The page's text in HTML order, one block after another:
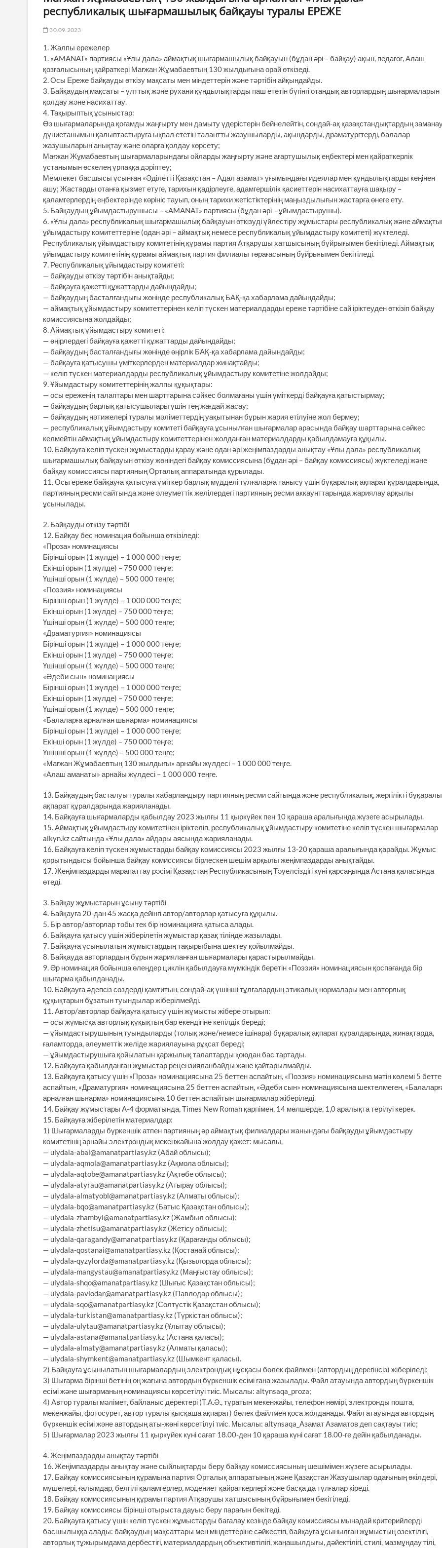
республикалық шығармашылық байқауы туралы ЕРЕЖЕ
30.09.2023
1. Жалпы ережелер
1. «AMANAT» партиясы «Ұлы дала» аймақтық шығармашылық байқауын (бұдан әрі – байқау) ақын, педагог, Алаш
қозғалысының қайраткері Мағжан Жұмабаевтың 130 жылдығына орай өткізеді.
2. Осы Ереже байқауды өткізу мақсаты мен міндеттерін және тәртібін айқындайды.
3. Байқаудың мақсаты – ұлттық және рухани құндылықтарды паш ететін бүгінгі отандық авторлардың шығармаларын
қолдау және насихаттау.
4. Тақырыптық ұсыныстар:
Өз шығармаларында қоғамды жаңғырту мен дамыту үдерістерін бейнелейтін, сондай-ақ қазақстандықтардың
дүниетанымын қалыптастыруға ықпал ететін талантты жазушыларды, ақындарды, драматургтерді, балалар
жазушыларын анықтау және оларға қолдау көрсету;
Мағжан Жұмабаевтың шығармаларындағы ойларды жаңғырту және ағартушылық еңбектері мен қайраткерлік
ұстанымын өскелең ұрпаққа дәріптеу;
Мемлекет басшысы ұсынған «Әділетті Қазақстан – Адал азамат» ұғымындағы идеялар мен құндылықтарды кеңінен
ашу; Жастарды отанға қызмет етуге, тарихын қадірлеуге, адамгершілік қасиеттерін насихаттауға шақыру –
қаламгерлердің еңбектерінде көрініс тауып, оның тарихи жетістіктерінің маңыздылығын жастарға өнеге ету.
5. Байқаудың ұйымдастырушысы – «AMANAT» партиясы (бұдан әрі – ұйымдастырушы).
6. «Ұлы дала» республикалық шығармашылық байқауын өткізуді үйлестіру жұмыстары республикалық және
ұйымдастыру комитеттеріне (одан әрі – аймақтық немесе республикалық ұйымдастыру комитеті) жүктеледі.
Республикалық ұйымдастыру комитетінің құрамы партия Атқарушы хатшысының бұйрығымен бекітіледі. Аймақтық
ұйымдастыру комитетінің құрамы аймақтық партия филиалы төрағасының бұйрығымен бекітіледі.
7. Республикалық ұйымдастыру комитеті:
— байқауды өткізу тәртібін анықтайды;
— байқауға қажетті құжаттарды дайындайды;
— байқаудың басталғандығы жөнінде республикалық БАҚ-қа хабарлама дайындайды;
— аймақтық ұйымдастыру комитеттерінен келіп түскен материалдарды ереже тәртібіне сай іріктеуден өткізіп байқау
комиссиясына жолдайды;
8. Аймақтық ұйымдастыру комитеті:
— өңірлердегі байқауға қажетті құжаттарды дайындайды;
— байқаудың басталғандығы жөнінде өңірлік БАҚ-қа хабарлама дайындайды;
— байқауға қатысушы үміткерлерден материалдар жинақтайды;
— келіп түскен материалдарды республикалық ұйымдастыру комитетіне жолдайды;
9. Ұйымдастыру комитеттерінің жалпы құқықтары:
— осы ереженің талаптары мен шарттарына сәйкес болмағаны үшін үміткерді байқауға қатыстырмау;
— байқаудың барлық қатысушылары үшін тең жағдай жасау;
— байқаудың нәтижелері туралы мәліметтердің уақытынан бұрын жария етілуіне жол бермеу;
— республикалық ұйымдастыру комитеті байқауға ұсынылған шығармалар арасында байқау шарттарына сәйкес
келмейтін аймақтық ұйымдастыру комитеттерінен жолданған материалдарды қабылдамауға құқылы.
10. Байқауға келіп түскен жұмыстарды қарау және одан әрі жеңімпаздарды анықтау «Ұлы дала» республикалық
шығармашылық байқауын өткізу жөніндегі байқау комиссиясына (бұдан әрі – байқау комиссиясы) жүктеледі және
байқау комиссиясы партияның Орталық аппаратында құрылады.
11. Осы ереже байқауға қатысуға үміткер барлық мүдделі тұлғаларға танысу үшін бұқаралық ақпарат құралдарында,
партияның ресми сайтында және әлеуметтік желілердегі партияның ресми аккаунттарында жариялау арқылы
ұсынылады.
2. Байқауды өткізу тәртібі
12. Байқау бес номинация бойынша өткізіледі:
«Проза» номинациясы
Бірінші орын (1 жүлде) – 1 000 000 теңге;
Екінші орын (1 жүлде) – 750 000 теңге;
Үшінші орын (1 жүлде) – 500 000 теңге;
«Поэзия» номинациясы
Бірінші орын (1 жүлде) – 1 000 000 теңге;
Екінші орын (1 жүлде) – 750 000 теңге;
Үшінші орын (1 жүлде) – 500 000 теңге;
«Драматургия» номинациясы
Бірінші орын (1 жүлде) – 1 000 000 теңге;
Екінші орын (1 жүлде) – 750 000 теңге;
Үшінші орын (1 жүлде) – 500 000 теңге;
«Әдеби сын» номинациясы
Бірінші орын (1 жүлде) – 1 000 000 теңге;
Екінші орын (1 жүлде) – 750 000 теңге;
Үшінші орын (1 жүлде) – 500 000 теңге;
«Балаларға арналған шығарма» номинациясы
Бірінші орын (1 жүлде) – 1 000 000 теңге;
Екінші орын (1 жүлде) – 750 000 теңге;
Үшінші орын (1 жүлде) – 500 000 теңге;
«Мағжан Жұмабаевтың 130 жылдығы» арнайы жүлдесі – 1 000 000 теңге.
«Алаш аманаты» арнайы жүлдесі – 1 000 000 теңге.
13. Байқаудың басталуы туралы хабарландыру партияның ресми сайтында және республикалық, жергілікті
ақпарат құралдарында жарияланады.
14. Байқауға шығармаларды қабылдау 2023 жылғы 11 қыркүйек пен 10 қараша аралығында жүзеге асырылады.
15. Аймақтық ұйымдастыру комитетінен іріктеліп, республикалық ұйымдастыру комитетіне келіп түскен шығармалар
aikyn.kz сайтында «Ұлы дала» айдары аясында жарияланады.
16. Байқауға келіп түскен жұмыстарды байқау комиссиясы 2023 жылғы 13-20 қараша аралығында қарайды. Жұмыс
қорытындысы бойынша байқау комиссиясы бірлескен шешім арқылы жеңімпаздарды анықтайды.
17. Жеңімпаздарды марапаттау рәсімі Қазақстан Республикасының Тәуелсіздігі күні қарсаңында Астана қаласында
өтеді.
3. Байқау жұмыстарын ұсыну тәртібі
4. Байқауға 20-дан 45 жасқа дейінгі автор/авторлар қатысуға құқылы.
5. Бір автор/авторлар тобы тек бір номинацияға қатыса алады.
6. Байқауға қатысу үшін жіберілетін жұмыстар қазақ тілінде жазылады.
7. Байқауға ұсынылатын жұмыстардың тақырыбына шектеу қойылмайды.
8. Байқауда авторлардың бұрын жарияланған шығармалары қарастырылмайды.
9. Әр номинация бойынша өлеңдер циклін қабылдауға мүмкіндік беретін «Поэзия» номинациясын қоспағанда бір
шығарма қабылданады.
10. Байқауға әдепсіз сөздерді қамтитын, сондай-ақ үшінші тұлғалардың этикалық нормалары мен авторлық
құқықтарын бұзатын туындылар жіберілмейді.
11. Автор/авторлар байқауға қатысу үшін жұмысты жібере отырып:
— осы жұмысқа авторлық құқықтың бар екендігіне кепілдік береді;
— ұйымдастырушының туындыларды (толық және/немесе ішінара) бұқаралық ақпарат құралдарында, жинақтарда,
ғаламторда, әлеуметтік желіде жариялауына рұқсат береді;
— ұйымдастырушыға қойылатын қаржылық талаптарды қоюдан бас тартады.
12. Байқауға қабылданған жұмыстар рецензияланбайды және қайтарылмайды.
13. Байқауға қатысу үшін «Проза» номинациясына 25 беттен аспайтын, «Поэзия» номинациясына мәтін көлемі 5
аспайтын, «Драматургия» номинациясына 25 беттен аспайтын, «Әдеби сын» номинациясына шектелмеген,
арналған шығарма» номинациясына 10 беттен аспайтын шығармалар жіберіледі.
14. Байқау жұмыстары А-4 форматында, Times New Rоman қарпімен, 14 мөлшерде, 1,0 аралықта терілуі керек.
15. Байқауға жіберілетін материалдар:
1) Шығармаларды бүркеншік атпен партияның әр аймақтық филиалдары жанындағы байқауды ұйымдастыру
комитетінің арнайы электрондық мекенжайына жолдау қажет: мысалы,
— ulydala-abai@amanatpartiasy.kz (Абай облысы);
— ulydala-aqmola@amanatpartiasy.kz (Ақмола облысы);
— ulydala-aqtobe@amanatpartiasy.kz (Ақтөбе облысы);
— ulydala-atyrau@amanatpartiasy.kz (Атырау облысы);
— ulydala-almatyobl@amanatpartiasy.kz (Алматы облысы);
— ulydala-bqo@amanatpartiasy.kz (Батыс Қазақстан облысы);
— ulydala-zhambyl@amanatpartiasy.kz (Жамбыл облысы);
— ulydala-zhetisu@amanatpartiasy.kz (Жетісу облысы);
— ulydala-qaragandy@amanatpartiasy.kz (Қарағанды облысы);
— ulydala-qostanai@amanatpartiasy.kz (Қостанай облысы);
— ulydala-qyzylorda@amanatpartiasy.kz (Қызылорда облысы);
— ulydala-mangystau@amanatpartiasy.kz (Маңғыстау облысы);
— ulydala-shqo@amanatpartiasy.kz (Шығыс Қазақстан облысы);
— ulydala-pavlodar@amanatpartiasy.kz (Павлодар облысы);
— ulydala-sqo@amanatpartiasy.kz (Солтүстік Қазақстан облысы);
— ulydala-turkistan@amanatpartiasy.kz (Түркістан облысы);
— ulydala-ulytau@amanatpartiasy.kz (Ұлытау облысы);
— ulydala-astana@amanatpartiasy.kz (Астана қаласы);
— ulydala-almaty@amanatpartiasy.kz (Алматы қаласы);
— ulydala-shymkent@amanatpartiasy.kz (Шымкент қаласы).
2) Байқауға ұсынылатын шығармалардың электрондық нұсқасы бөлек файлмен (автордың дерегінсіз) жіберіледі;
3) Шығарма бірінші бетінің оң жағына автордың бүркеншік есімі ғана жазылады. Файл атауында автордың бүркеншік
есімі және шығарманың номинациясы көрсетілуі тиіс. Мысалы: altynsaqa_proza;
4) Автор туралы мәлімет, байланыс деректері (Т.А.Ә., тұратын мекенжайы, телефон нөмірі, электронды пошта,
мекенжайы, фотосурет, автор туралы қысқаша ақпарат) бөлек файлмен қоса жолданады. Файл атауында автордың
бүркеншік есімі және автордың аты-жөні көрсетілуі тиіс. Мысалы: аltynsaqa_Азамат Азаматов деп сақтауы тиіс;
5) Шығармалар 2023 жылғы 11 қыркүйек күні сағат 18.00-ден 10 қараша күні сағат 18.00-ге дейін қабылданады.
4. Жеңімпаздарды анықтау тәртібі
16. Жеңімпаздарды анықтау және сыйлықтарды беру байқау комиссиясының шешімімен жүзеге асырылады.
17. Байқау комиссиясының құрамына партия Орталық аппаратының және Қазақстан Жазушылар одағының өкілдері,
мүшелері, ғалымдар, белгілі қаламгерлер, мәдениет қайраткерлері және басқа да тұлғалар кіреді.
18. Байқау комиссиясының құрамы партия Атқарушы хатшысының бұйрығымен бекітіледі.
19. Байқау комиссиясы бірінші отырыста дауыс беру парағын бекітеді.
20. Байқауға қатысу үшін келіп түскен жұмыстарды бағалау кезінде байқау комиссиясы мынадай критерийлерді
басшылыққа алады: байқаудың мақсаттары мен міндеттеріне сәйкестігі, байқауға ұсынылған жұмыстың өзектілігі,
авторлық тұжырымдама дербестігі, материалдардың объективтілігі, жаңашылдығы, дәйектілігі, стилі, мазмұндау тілі,